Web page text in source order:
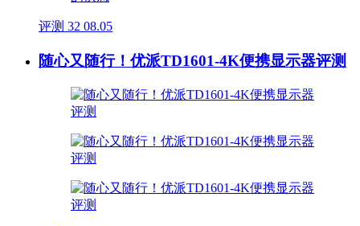
评测 32 08.05
随心又随行！优派TD1601-4K便携显示器评测